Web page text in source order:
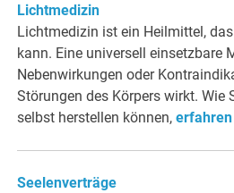
Lichtmedizin
Lichtmedizin ist ein Heilmittel,
kann. Eine universell einsetzbare
Nebenwirkungen oder
Störungen des Körpers wirkt. Wie
selbst herstellen können,erfahren
Seelenverträge